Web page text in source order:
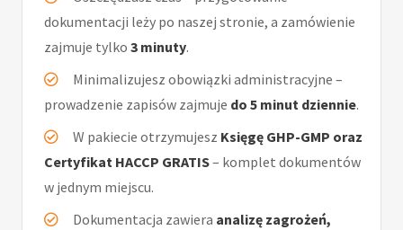
dokumentacji leży po naszej stronie, a zamówienie
zajmuje tylko 3 minuty.
Minimalizujesz obowiązki administracyjne –
prowadzenie zapisów zajmuje do 5 minut dziennie.
W pakiecie otrzymujesz Księgę GHP-GMP oraz
Certyfikat HACCP GRATIS– komplet dokumentów
w jednym miejscu.
Dokumentacja zawiera analizę zagrożeń,